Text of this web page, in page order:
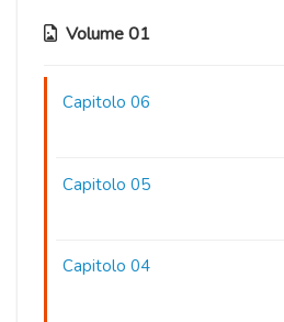
Volume 01
Capitolo 06
Capitolo 05
Capitolo 04